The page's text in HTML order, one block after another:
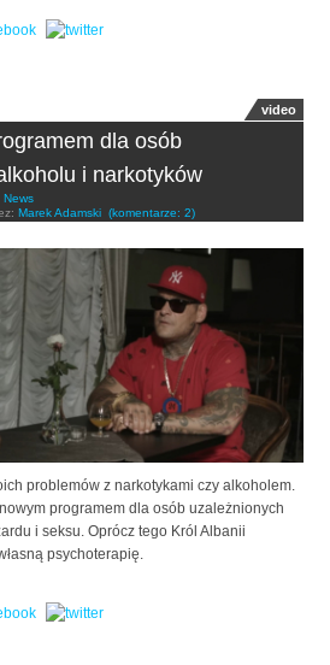
video
dla osób
i narkotyków
News
Marek Adamski (komentarze: 2)
problemów z narkotykami czy alkoholem.
programem dla osób uzależnionych
i seksu. Oprócz tego Król Albanii
psychoterapię.